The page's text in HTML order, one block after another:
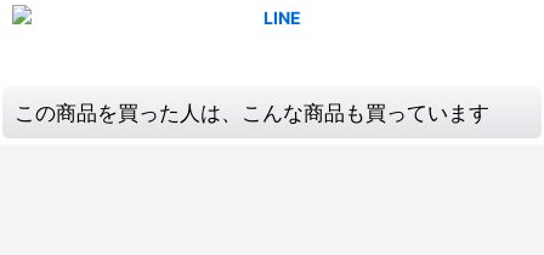
この商品を買った人は、こんな商品も買っています